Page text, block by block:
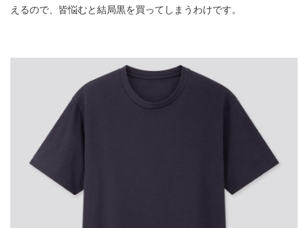
えるので、皆悩むと結局黒を買ってしまうわけです。